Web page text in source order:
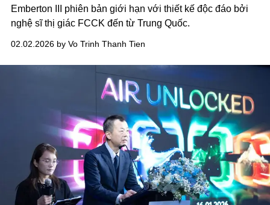
Emberton III phiên bản giới hạn với thiết kế độc đáo bởi
nghệ sĩ thị giác FCCK đến từ Trung Quốc.
02.02.2026 by Vo Trinh Thanh Tien